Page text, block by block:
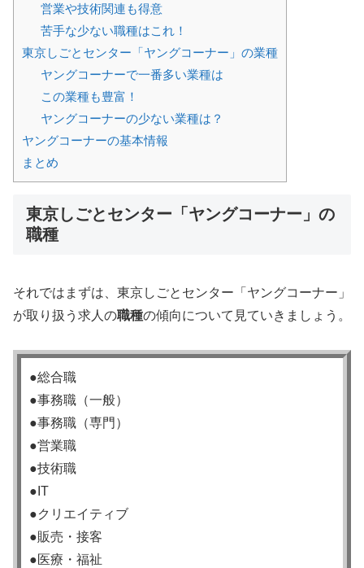
営業や技術関連も得意
苦手な少ない職種はこれ！
東京しごとセンター「ヤングコーナー」の業種
ヤングコーナーで一番多い業種は
この業種も豊富！
ヤングコーナーの少ない業種は？
ヤングコーナーの基本情報
まとめ
東京しごとセンター「ヤングコーナー」の
職種
それではまずは、東京しごとセンター「ヤングコーナー」
が取り扱う求人の職種の傾向について見ていきましょう。
●総合職
●事務職（一般）
●事務職（専門）
●営業職
●技術職
●IT
●クリエイティブ
●販売・接客
●医療・福祉